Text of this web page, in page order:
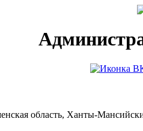
область, Ханты-